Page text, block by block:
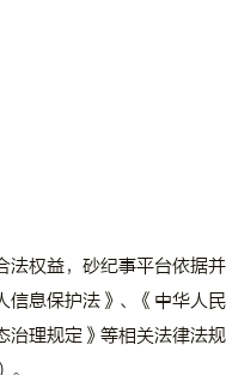
法权益，砂纪事平台依据
信息保护法》、《中华人
理规定》等相关法律法